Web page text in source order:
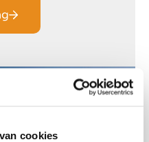
cookies